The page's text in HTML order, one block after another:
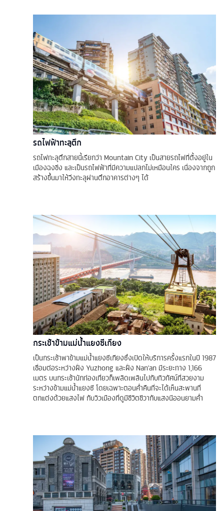
รถไฟฟ้าทะลุตึก
รถไฟทะลุตึกสายนี้เรียกว่า Mountain City เป็นสายรถไฟที่ตั้งอยู่ใน
เมืองฉงชิ่ง และเป็นรถไฟฟ้าที่มีความแปลกไม่เหมือนใคร เนื่องจากถูก
สร้างขึ้นมาให้วิ่งทะลุผ่านตึกอาคารต่างๆ ได้
กระเช้าข้ามแม่น้ำแยงซีเกียง
เป็นกระเช้าพาข้ามแม่น้ำแยงซีเกียงซึ่งเปิดให้บริการครั้งแรกในปี 1987
เชื่อมต่อระหว่างฝั่ง Yuzhong และฝั่ง Nan'an มีระยะทาง 1,166
เมตร บนกระเช้านักท่องเที่ยวก็เพลิดเพลินไปกับทิวทัศน์ที่สวยงาม
ระหว่างข้ามแม่น้ำแยงซี โดยเฉพาะตอนค่ำคืนที่จะได้เห็นสะพานที่
ตกแต่งด้วยแสงไฟ กับวิวเมืองที่ดูมีชีวิตชีวากับแสงนีออนยามค่ำ